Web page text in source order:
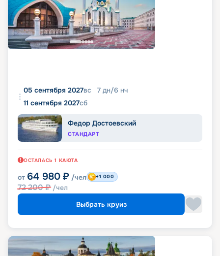
05 сентября 2027вс 7 дн/6 нч
11 сентября 2027сб
Федор Достоевский
СТАНДАРТ
ОСТАЛАСЬ 1 КАЮТА
от 64 980 ₽ /чел
72 200₽ /чел
+1 000
Выбрать круиз